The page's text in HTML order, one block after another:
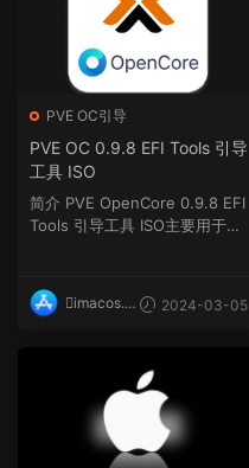
PVE OC引导
PVE OC 0.9.8 EFI Tools 引导
工具 ISO
简介 PVE OpenCore 0.9.8 EFI
Tools 引导工具 ISO主要用于Pr
imacos.t
2024-03-05